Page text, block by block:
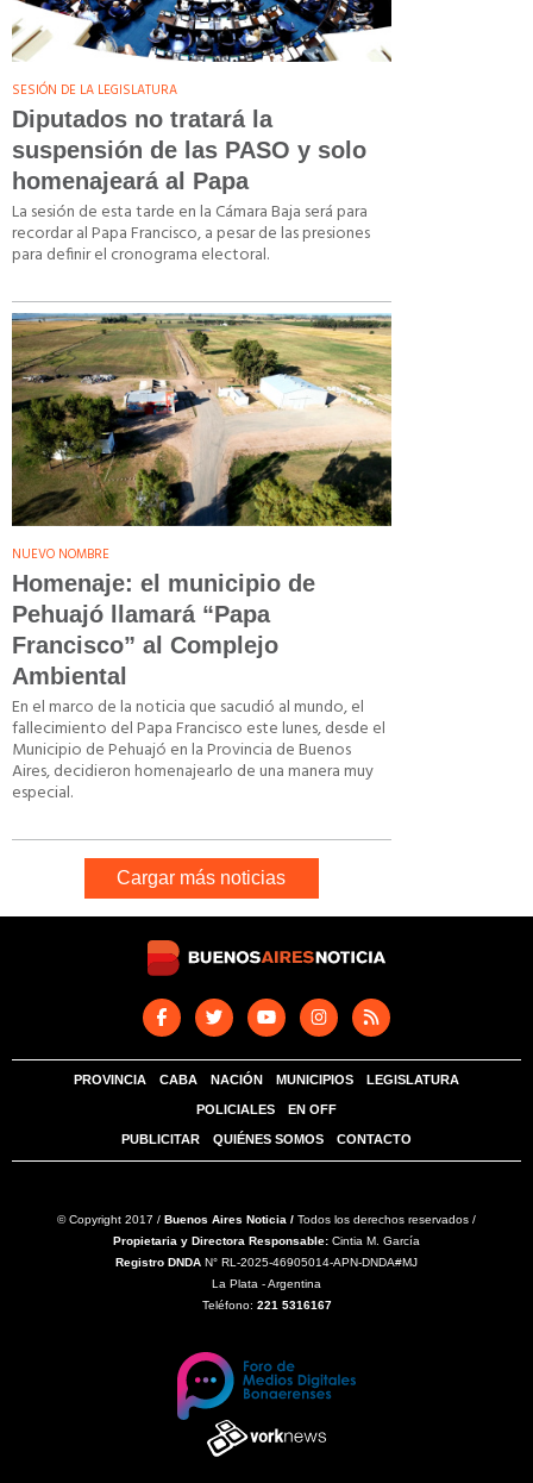
SESIÓN DE LA LEGISLATURA
Diputados no tratará la
suspensión de las PASO y solo
homenajeará al Papa
La sesión de esta tarde en la Cámara Baja será para
recordar al Papa Francisco, a pesar de las presiones
para definir el cronograma electoral.
NUEVO NOMBRE
Homenaje: el municipio de
Pehuajó llamará “Papa
Francisco” al Complejo
Ambiental
En el marco de la noticia que sacudió al mundo, el
fallecimiento del Papa Francisco este lunes, desde el
Municipio de Pehuajó en la Provincia de Buenos
Aires, decidieron homenajearlo de una manera muy
especial.
Cargar más noticias
PROVINCIA CABA NACIÓN MUNICIPIOS LEGISLATURA
POLICIALES EN OFF
PUBLICITAR QUIÉNES SOMOS CONTACTO
© Copyright 2017 / Buenos Aires Noticia / Todos los derechos reservados /
Propietaria y Directora Responsable: Cintia M. García
Registro DNDA N° RL-2025-46905014-APN-DNDA#MJ
La Plata - Argentina
Teléfono: 221 5316167